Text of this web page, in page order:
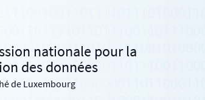
nationale pour la
des données
de Luxembourg